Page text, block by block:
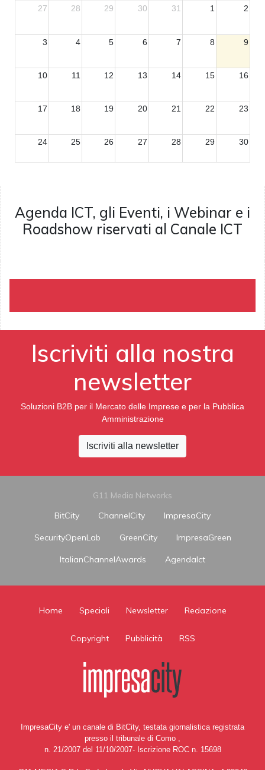
27
28 29 30 31 1 2
3 4 5 6 7 8 9
10 11 12 13 14 15 16
17 18 19 20 21 22 23
24 25 26 27 28 29 30
Agenda ICT, gli Eventi, i Webinar e i
Roadshow riservati al Canale ICT
Iscriviti alla nostra
newsletter
Soluzioni B2B per il Mercato delle Imprese e per la Pubblica
Amministrazione
Iscriviti alla newsletter
G11 Media Networks
BitCity
ChannelCity ImpresaCity
SecurityOpenLab GreenCity ImpresaGreen
ItalianChannelAwards AgendaIct
Home Speciali Newsletter Redazione
Copyright Pubblicità RSS
ImpresaCity e' un canale di BitCity, testata giornalistica registrata
presso il tribunale di Como ,
n. 21/2007 del 11/10/2007- Iscrizione ROC n. 15698